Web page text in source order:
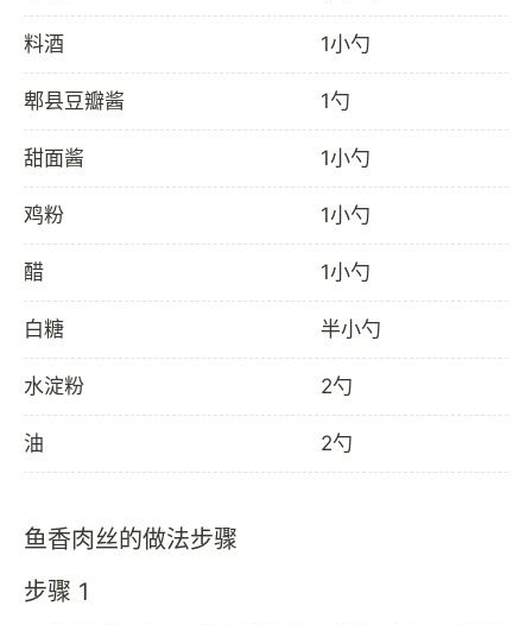
料酒 1小勺
郫县豆瓣酱 1勺
甜面酱 1小勺
鸡粉 1小勺
醋 1小勺
白糖 半小勺
水淀粉 2勺
油 2勺
鱼香肉丝的做法步骤
步骤 1